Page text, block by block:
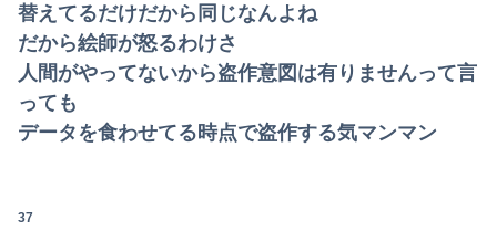
替えてるだけだから同じなんよね
だから絵師が怒るわけさ
人間がやってないから盗作意図は有りませんって言
っても
データを食わせてる時点で盗作する気マンマン
37